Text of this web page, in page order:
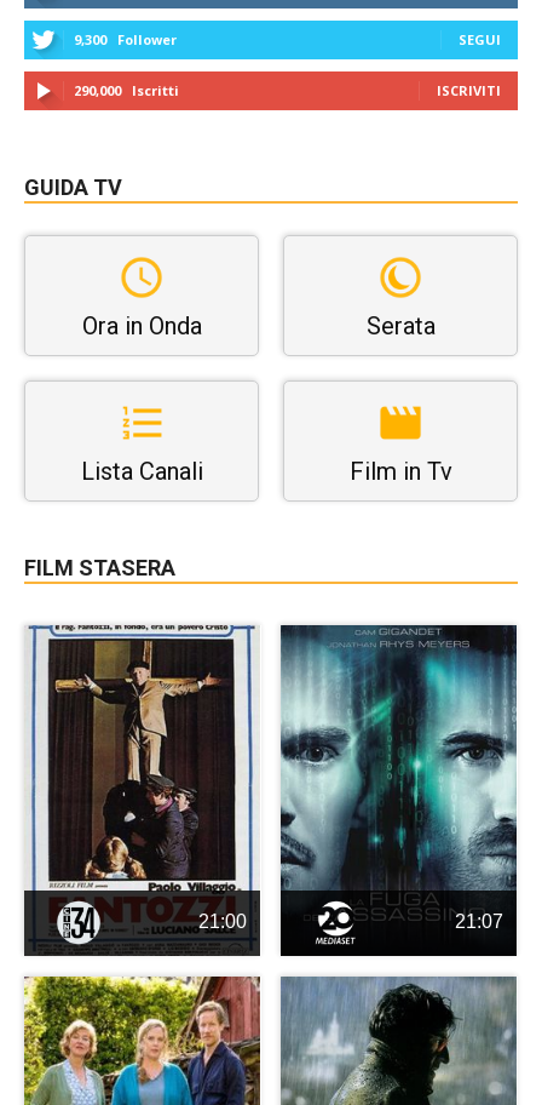
9,300 Follower SEGUI
290,000 Iscritti ISCRIVITI
GUIDA TV
Ora in Onda Serata
Lista Canali Film in Tv
FILM STASERA
21:00 21:07